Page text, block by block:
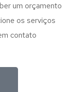
um orçamento
os serviços
contato